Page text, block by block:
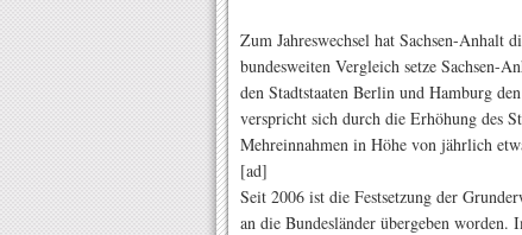
Zum Jahreswechsel hat Sachsen-Anhalt
bundesweiten Vergleich setze Sachsen-
den Stadtstaaten Berlin und Hamburg
verspricht sich durch die Erhöhung des
Mehreinnahmen in Höhe von jährlich
[ad]
Seit 2006 ist die Festsetzung der
an die Bundesländer übergeben